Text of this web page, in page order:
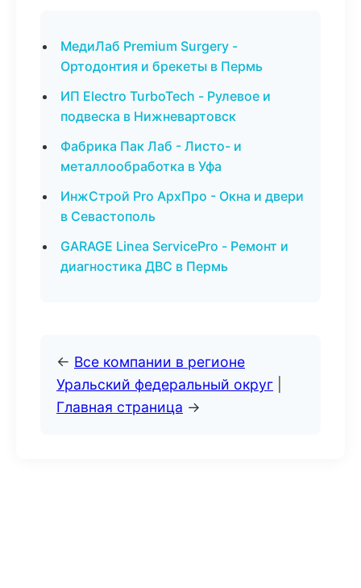
МедиЛаб Premium Surgery -
Ортодонтия и брекеты в Пермь
ИП Electro TurboTech - Рулевое и
подвеска в Нижневартовск
Фабрика Пак Лаб - Листо- и
металлообработка в Уфа
ИнжСтрой Pro АрхПро - Окна и двери
в Севастополь
GARAGE Linea ServicePro - Ремонт и
диагностика ДВС в Пермь
← Все компании в регионе
Уральский федеральный округ
Главная страница →